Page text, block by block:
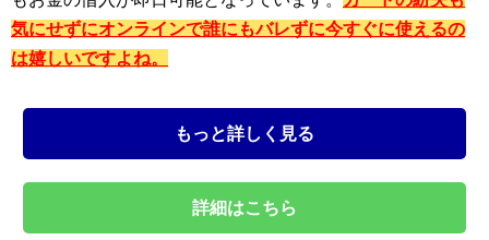
気にせずにオンラインで誰にもバレずに今すぐに使えるの
は嬉しいですよね。
もっと詳しく見る
詳細はこちら